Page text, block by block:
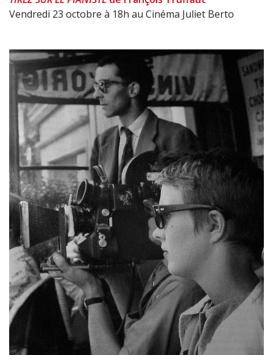
Vendredi 23 octobre à 18h au Cinéma Juliet Berto